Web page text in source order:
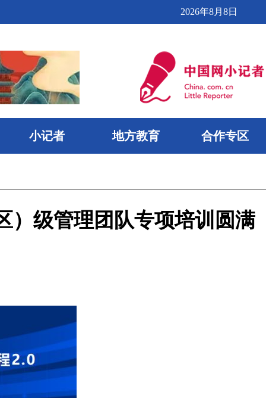
2026年8月8日
小记者 地方教育 合作专区
）级管理团队专项培训圆满